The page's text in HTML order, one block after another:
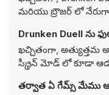
మరియు బ్రౌజర్ లో నేరుగా
Drunken Duell ను
ఖచ్చితంగా, అత్యుత్తమ
స్క్రీన్ మోడ్ లో కూడా
తర్వాత ఏ గేమ్స్ మేము